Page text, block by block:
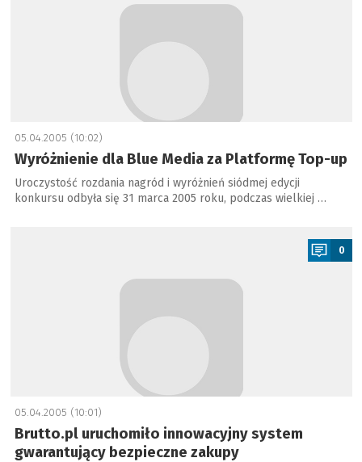
05.04.2005 (10:02)
Wyróżnienie dla Blue Media za Platformę Top-up
Uroczystość rozdania nagród i wyróżnień siódmej edycji
konkursu odbyła się 31 marca 2005 roku, podczas wielkiej …
0
05.04.2005 (10:01)
Brutto.pl uruchomiło innowacyjny system
gwarantujący bezpieczne zakupy